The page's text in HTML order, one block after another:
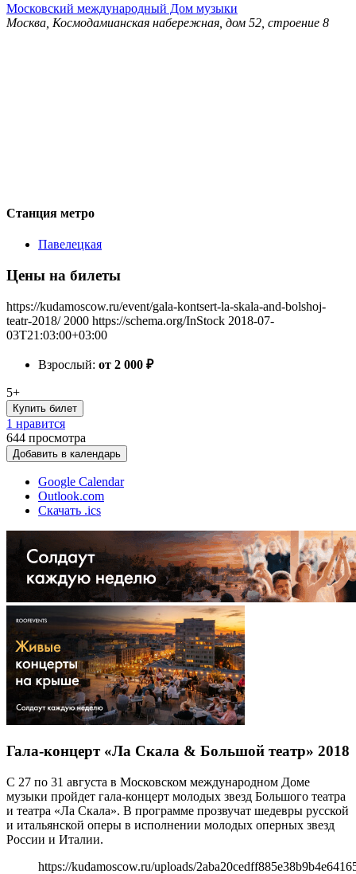
Московский международный Дом музыки
Москва, Космодамианская набережная, дом 52, строение 8
Станция метро
Павелецкая
Цены на билеты
https://kudamoscow.ru/event/gala-kontsert-la-skala-and-bolshoj-
teatr-2018/ 2000 https://schema.org/InStock 2018-07-
03T21:03:00+03:00
Взрослый: от 2 000 ₽
5+
Купить билет
1 нравится
644 просмотра
Добавить в календарь
Google Calendar
Outlook.com
Скачать .ics
Гала-концерт «Ла Скала & Большой театр» 2018
С 27 по 31 августа в Московском международном Доме
музыки пройдет гала-концерт молодых звезд Большого театра
и театра «Ла Скала». В программе прозвучат шедевры русской
и итальянской оперы в исполнении молодых оперных звезд
России и Италии.
https://kudamoscow.ru/uploads/